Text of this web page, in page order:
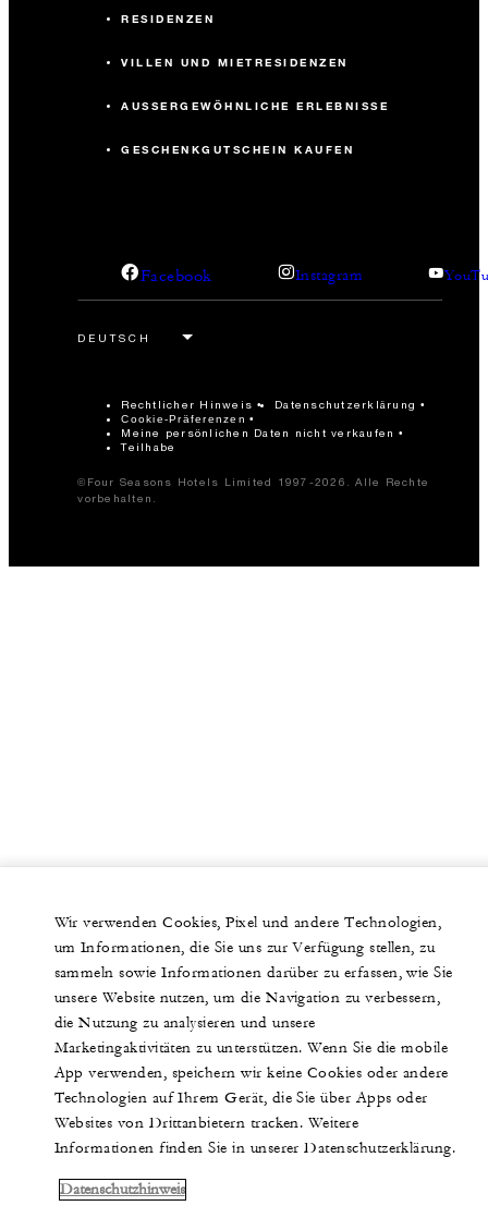
RESIDENZEN
VILLEN UND MIETRESIDENZEN
AUSSERGEWÖHNLICHE ERLEBNISSE
GESCHENKGUTSCHEIN KAUFEN
Facebook Instagram
Rechtlicher Hinweis Datenschutzerklärung
Cookie-Präferenzen
Meine persönlichen Daten nicht verkaufen
Teilhabe
©Four Seasons Hotels Limited 1997-2026. Alle Rechte
vorbehalten.
Wir verwenden Cookies, Pixel und andere Technologien,
um Informationen, die Sie uns zur Verfügung stellen, zu
sammeln sowie Informationen darüber zu erfassen, wie Sie
unsere Website nutzen, um die Navigation zu verbessern,
die Nutzung zu analysieren und unsere
Marketingaktivitäten zu unterstützen. Wenn Sie die mobile
App verwenden, speichern wir keine Cookies oder andere
Technologien auf Ihrem Gerät, die Sie über Apps oder
Websites von Drittanbietern tracken. Weitere
Informationen finden Sie in unserer Datenschutzerklärung.
Datenschutzhinweis